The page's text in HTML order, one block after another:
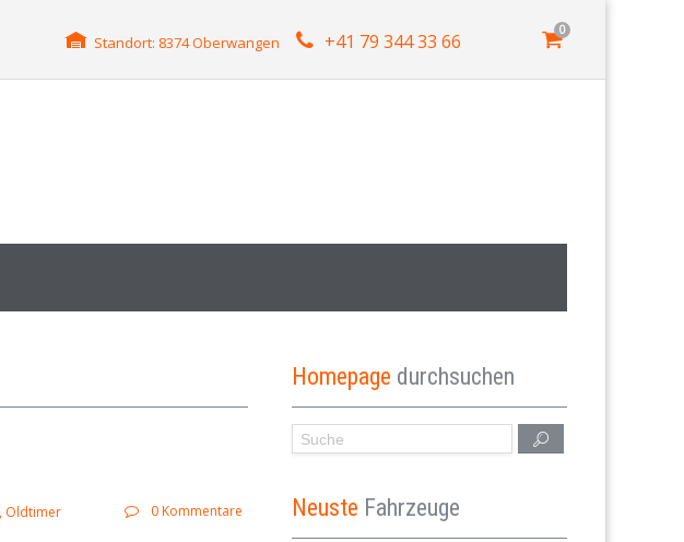
Standort: 8374 Oberwangen +41 79 344 33 66 0
0 Kommentare
Oldtimer
Homepage durchsuchen
Neuste Fahrzeuge